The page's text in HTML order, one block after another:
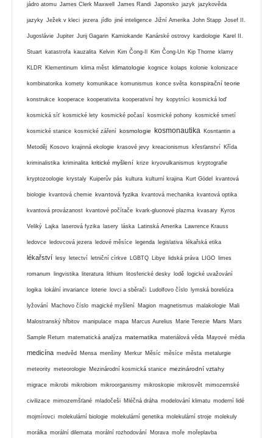
jádro atomu James Clerk Maxwell James Randi Japonsko jazyk jazykověda
jazyky Ježek v kleci jezera jídlo jiné inteligence Jižní Amerika John Stapp Josef II.
Jugoslávie Jupiter Jurij Gagarin Kamiokande Kanárské ostrovy kardiologie Karel II.
Stuart katastrofa kauzalita Kelvin Kim Čong-Il Kim Čong-Un Kip Thorne klamy
KLDR Klementinum klima měst klimatologie kognice kolaps kolonie kolonizace
kombinatorika komety komunikace komunismus konce světa konspirační teorie
konstrukce kooperace kooperativita kooperativní hry kopytníci kosmická loď
kosmická síť kosmické lety kosmické počasí kosmické pohony kosmické smetí
kosmické stanice kosmické záření kosmologie kosmonautika Kosntantin a
Metoděj Kosovo krajinná ekologie krasové jevy kreacionismus křesťanství Křída
kriminalistika kriminalita kritické myšlení krize kryovulkanismus kryptografie
kryptozoologie krystaly Kuiperův pás kultura kulturní krajina Kurt Gödel kvantová
biologie kvantová chemie kvantová fyzika kvantová mechanika kvantová optika
kvantová provázanost kvantové počítače kvark-gluonové plazma kvasary Kyros
Veliký Lajka laserová fyzika lasery láska Latinská Amerika Lawrence Krauss
ledovce ledovcová jezera ledové měsíce legenda legislativa lékařská etika
lékařství lesy letectví letniční církve LGBTQ Libye lidská práva LIGO limes
romanum lingvistika literatura lithium litosferické desky lodě logické uvažování
logika lokální invariance loterie lovci a sběrači Ludolfovo číslo lymská borelióza
lyžování Machovo číslo magické myšlení Magion magnetismus malakologie Mali
Malostranský hřbitov manipulace mapa Marcus Aurelius Marie Terezie Mars Mars
Sample Return matematická analýza matematika materiálová věda Mayové média
medicína medvěd Mensa menšiny Merkur Měsíc měsíce města metalurgie
meteority meteorologie Mezinárodní kosmická stanice mezinárodní vztahy
migrace mikrobi mikrobiom mikroorganismy mikroskopie mikrosvět mimozemské
civilizace mimozemšťané mladočeši Mléčná dráha modelování klimatu moderní lidé
mojmírovci molekulární biologie molekulární genetika molekulární stroje molekuly
morálka morální dilemata morální rozhodování Morava moře mořeplavba